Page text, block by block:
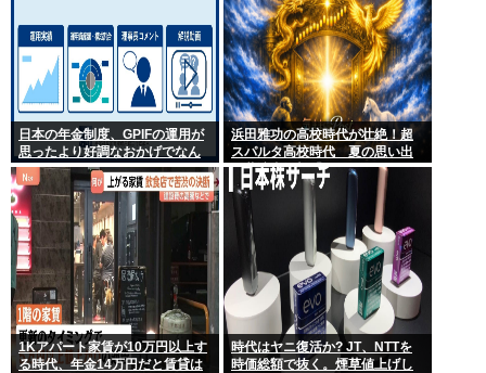
日本の年金制度、GPIFの運用が
思ったより好調なおかげでなん
とかなりそう
浜田雅功の高校時代が壮絶！超
スパルタ高校時代 夏の思い出
に共演者衝撃「ええ？」
1Kアパート家賃が10万円以上す
る時代、年金14万円だと賃貸は
時代はヤニ復活か? JT、NTTを
時価総額で抜く。煙草値上げし